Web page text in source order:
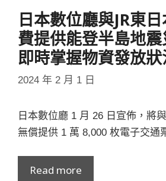
日本數位廳與JR東
費提供能登半島地
即時掌握物資發放
2024 年 2 月 1 日
日本數位廳 1 月 26 日宣佈，將
無償提供 1 萬 8,000 枚電子交通
Read more